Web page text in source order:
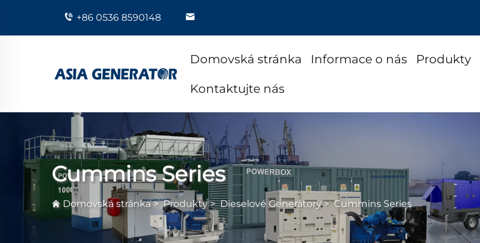
+86 0536 8590148
Domovská stránka Informace o nás Produkty
Kontaktujte nás
Cummins Series
Domovská stránka>Produkty>Dieselové Generátory>Cummins Series